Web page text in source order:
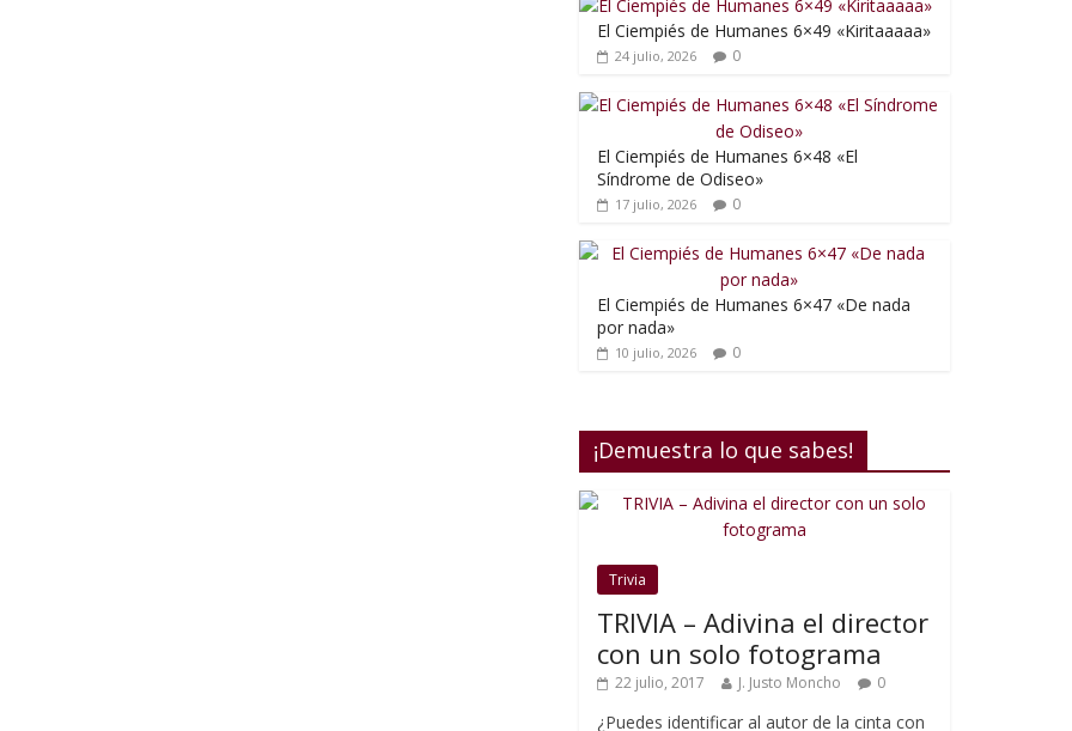
El Ciempiés de Humanes 6×49 «Kiritaaaaa»
24 julio, 2026 0
El Ciempiés de Humanes 6×48 «El
Síndrome de Odiseo»
17 julio, 2026 0
El Ciempiés de Humanes 6×47 «De nada
por nada»
10 julio, 2026 0
¡Demuestra lo que sabes!
Trivia
TRIVIA – Adivina el director
con un solo fotograma
22 julio, 2017 J. Justo Moncho 0
¿Puedes identificar al autor de la cinta con